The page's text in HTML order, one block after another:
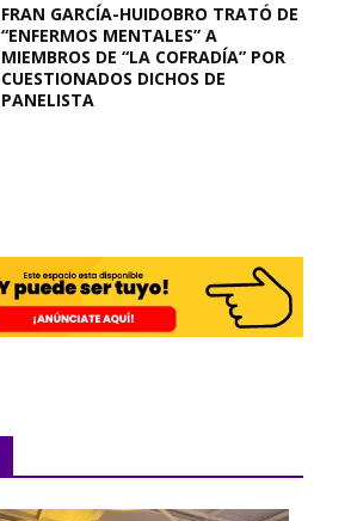
FRAN GARCÍA-HUIDOBRO TRATÓ DE
“ENFERMOS MENTALES” A
MIEMBROS DE “LA COFRADÍA” POR
CUESTIONADOS DICHOS DE
PANELISTA